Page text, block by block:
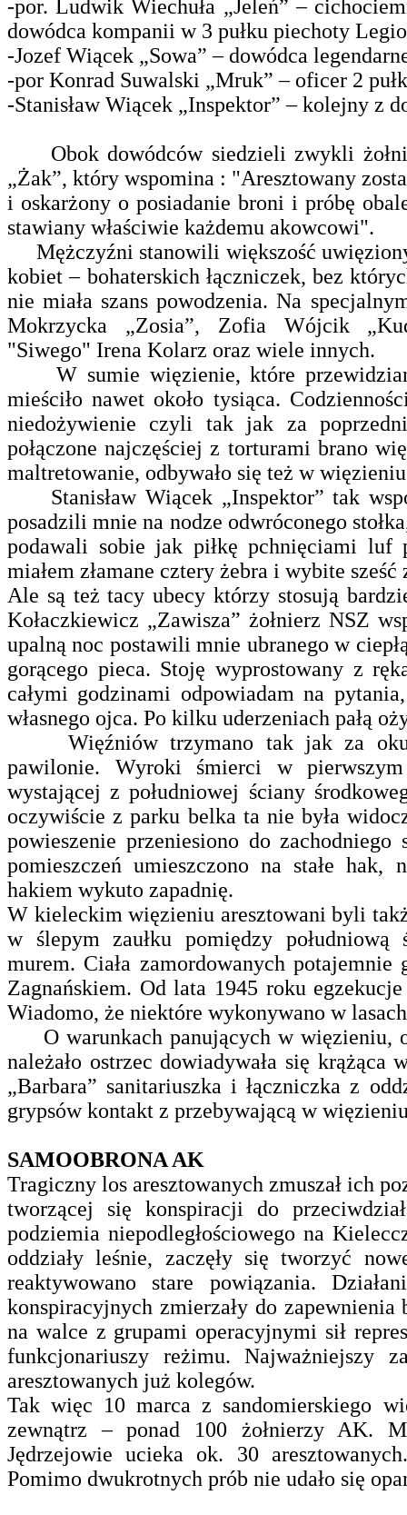
-por. Ludwik Wiechuła „Jeleń” –
dowódca kompanii w 3 pułku piechoty
-Jozef Wiącek „Sowa” – dowódca
-por Konrad Suwalski „Mruk” – oficer 2
-Stanisław Wiącek „Inspektor” – kolejny z
Obok dowódców siedzieli zwykli
„Żak”, który wspomina : "Aresztowany
i oskarżony o posiadanie broni i próbę
stawiany właściwie każdemu akowcowi".
Mężczyźni stanowili większość
kobiet – bohaterskich łączniczek, bez
nie miała szans powodzenia. Na
Mokrzycka „Zosia”, Zofia Wójcik
"Siwego" Irena Kolarz oraz wiele innych.
W sumie więzienie, które
mieściło nawet około tysiąca.
niedożywienie czyli tak jak za
połączone najczęściej z torturami brano
maltretowanie, odbywało się też w
Stanisław Wiącek „Inspektor” tak
posadzili mnie na nodze odwróconego
podawali sobie jak piłkę pchnięciami luf
miałem złamane cztery żebra i wybite
Ale są też tacy ubecy którzy stosują
Kołaczkiewicz „Zawisza” żołnierz NSZ
upalną noc postawili mnie ubranego w
gorącego pieca. Stoję wyprostowany z
całymi godzinami odpowiadam na
własnego ojca. Po kilku uderzeniach pałą
Więźniów trzymano tak jak za
pawilonie. Wyroki śmierci w
wystającej z południowej ściany
oczywiście z parku belka ta nie była
powieszenie przeniesiono do
pomieszczeń umieszczono na stałe hak,
hakiem wykuto zapadnię.
W kieleckim więzieniu aresztowani byli
w ślepym zaułku pomiędzy
murem. Ciała zamordowanych
Zagnańskiem. Od lata 1945 roku
Wiadomo, że niektóre wykonywano w
O warunkach panujących w więzieniu,
należało ostrzec dowiadywała się krążąca
„Barbara” sanitariuszka i łączniczka z
grypsów kontakt z przebywającą w
SAMOOBRONA AK
Tragiczny los aresztowanych zmuszał ich
tworzącej się konspiracji do
podziemia niepodległościowego na
oddziały leśnie, zaczęły się tworzyć
reaktywowano stare powiązania.
konspiracyjnych zmierzały do zapewnienia
na walce z grupami operacyjnymi sił
funkcjonariuszy reżimu. Najważniejszy
aresztowanych już kolegów.
Tak więc 10 marca z sandomierskiego
zewnątrz – ponad 100 żołnierzy AK.
Jędrzejowie ucieka ok. 30
Pomimo dwukrotnych prób nie udało się